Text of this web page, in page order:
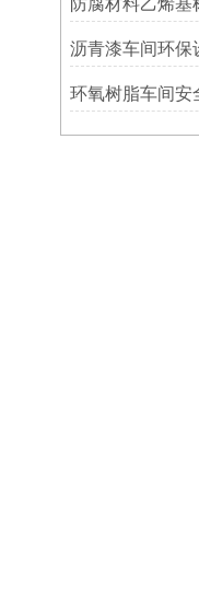
防腐材料乙烯
沥青漆车间环保
环氧树脂车间安